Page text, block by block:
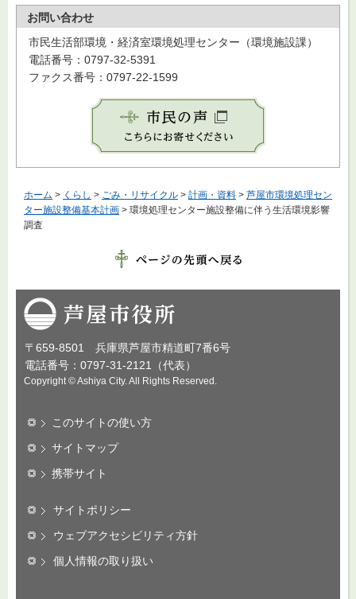
お問い合わせ
市民生活部環境・経済室環境処理センター（環境施設課）
電話番号：0797-32-5391
ファクス番号：0797-22-1599
ホーム > くらし > ごみ・リサイクル > 計画・資料 > 芦屋市環境処理セン
ター施設整備基本計画 > 環境処理センター施設整備に伴う生活環境影響
調査
芦屋市役所
〒659-8501 兵庫県芦屋市精道町7番6号
電話番号：0797-31-2121（代表）
Copyright © Ashiya City. All Rights Reserved.
このサイトの使い方
サイトマップ
携帯サイト
サイトポリシー
ウェブアクセシビリティ方針
個人情報の取り扱い